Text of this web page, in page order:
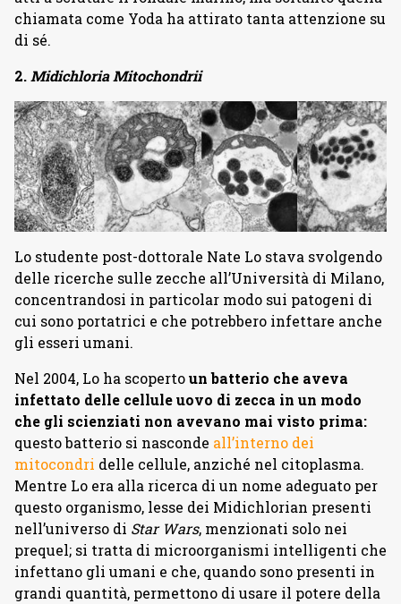
chiamata come Yoda ha attirato tanta attenzione su
di sé.
2.Midichloria Mitochondrii
Lo studente post-dottorale Nate Lo stava svolgendo
delle ricerche sulle zecche all’Università di Milano,
concentrandosi in particolar modo sui patogeni di
cui sono portatrici e che potrebbero infettare anche
gli esseri umani.
Nel 2004, Lo ha scopertoun batterio che aveva
infettato delle cellule uovo di zecca in un modo
che gli scienziati non avevano mai visto prima:
questo batterio si nasconde all’interno dei
mitocondri delle cellule, anziché nel citoplasma.
Mentre Lo era alla ricerca di un nome adeguato per
questo organismo, lesse dei Midichlorian presenti
nell’universo di Star Wars, menzionati solo nei
prequel; si tratta di microorganismi intelligenti che
infettano gli umani e che, quando sono presenti in
grandi quantità, permettono di usare il potere della